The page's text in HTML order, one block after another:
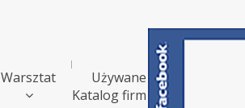
Warsztat
Używane
Katalog firm